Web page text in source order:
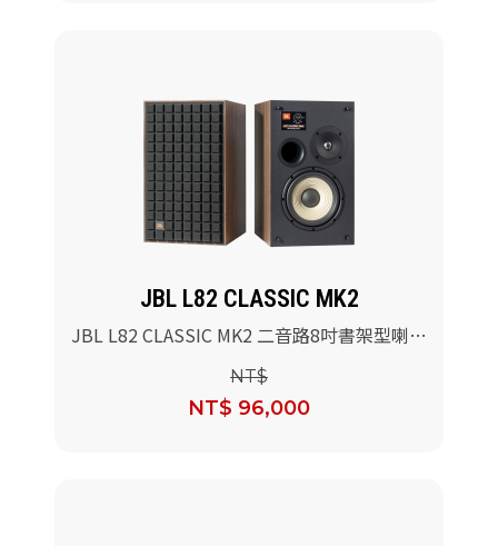
JBL L82 CLASSIC MK2
JBL L82 CLASSIC MK2 二音路8吋書架型喇叭
NT$
NT$ 96,000